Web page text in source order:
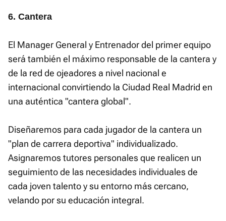
6. Cantera
El Manager General y Entrenador del primer equipo
será también el máximo responsable de la cantera y
de la red de ojeadores a nivel nacional e
internacional convirtiendo la Ciudad Real Madrid en
una auténtica "cantera global".
Diseñaremos para cada jugador de la cantera un
"plan de carrera deportiva" individualizado.
Asignaremos tutores personales que realicen un
seguimiento de las necesidades individuales de
cada joven talento y su entorno más cercano,
velando por su educación integral.